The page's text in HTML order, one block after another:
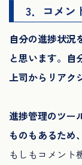
3．コメン
自分の進捗状況
と思います。自
上司からリアク
進捗管理のツー
ものもあるため
もしもコメント